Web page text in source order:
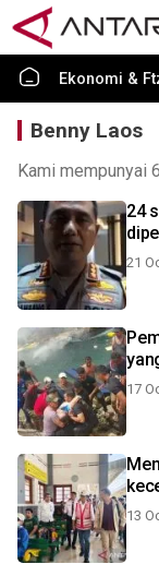
Ekonomi &
Benny Laos
Kami mempunyai
24
21
17
13